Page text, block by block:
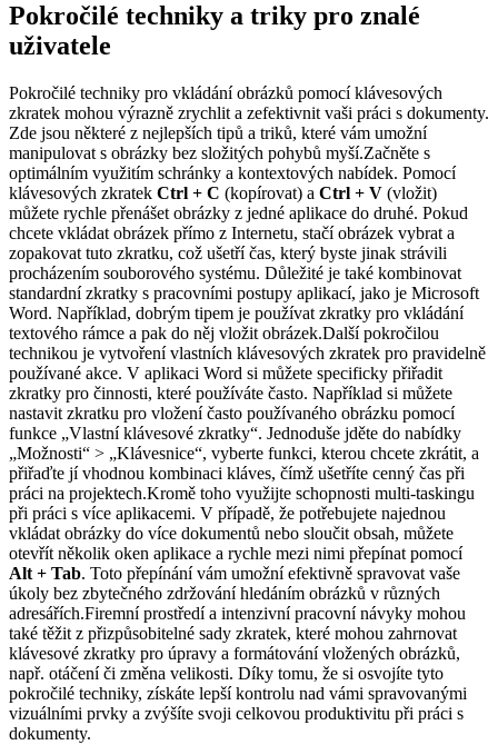
Pokročilé techniky a triky pro znalé
uživatele
Pokročilé techniky pro vkládání obrázků pomocí klávesových
zkratek mohou výrazně zrychlit a zefektivnit vaši práci s dokumenty.
Zde jsou některé z nejlepších tipů a triků, které vám umožní
manipulovat s obrázky bez složitých pohybů myší.Začněte s
optimálním využitím schránky a kontextových nabídek. Pomocí
klávesových zkratek Ctrl + C (kopírovat) a Ctrl + V (vložit)
můžete rychle přenášet obrázky z jedné aplikace do druhé. Pokud
chcete vkládat obrázek přímo z Internetu, stačí obrázek vybrat a
zopakovat tuto zkratku, což ušetří čas, který byste jinak strávili
procházením souborového systému. Důležité je také kombinovat
standardní zkratky s pracovními postupy aplikací, jako je Microsoft
Word. Například, dobrým tipem je používat zkratky pro vkládání
textového rámce a pak do něj vložit obrázek.Další pokročilou
technikou je vytvoření vlastních klávesových zkratek pro pravidelně
používané akce. V aplikaci Word si můžete specificky přiřadit
zkratky pro činnosti, které používáte často. Například si můžete
nastavit zkratku pro vložení často používaného obrázku pomocí
funkce „Vlastní klávesové zkratky“. Jednoduše jděte do nabídky
„Možnosti“ > „Klávesnice“, vyberte funkci, kterou chcete zkrátit, a
přiřaďte jí vhodnou kombinaci kláves, čímž ušetříte cenný čas při
práci na projektech.Kromě toho využijte schopnosti multi-taskingu
při práci s více aplikacemi. V případě, že potřebujete najednou
vkládat obrázky do více dokumentů nebo sloučit obsah, můžete
otevřít několik oken aplikace a rychle mezi nimi přepínat pomocí
Alt + Tab. Toto přepínání vám umožní efektivně spravovat vaše
úkoly bez zbytečného zdržování hledáním obrázků v různých
adresářích.Firemní prostředí a intenzivní pracovní návyky mohou
také těžit z přizpůsobitelné sady zkratek, které mohou zahrnovat
klávesové zkratky pro úpravy a formátování vložených obrázků,
např. otáčení či změna velikosti. Díky tomu, že si osvojíte tyto
pokročilé techniky, získáte lepší kontrolu nad vámi spravovanými
vizuálními prvky a zvýšíte svoji celkovou produktivitu při práci s
dokumenty.